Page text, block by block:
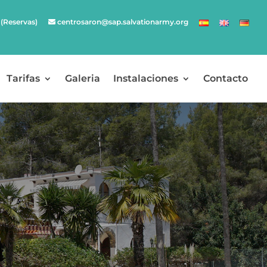
centrosaron@sap.salvationarmy.org
Tarifas Galeria Instalaciones Contacto